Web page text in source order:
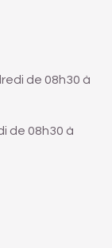
de 08h30 à
de 08h30 à